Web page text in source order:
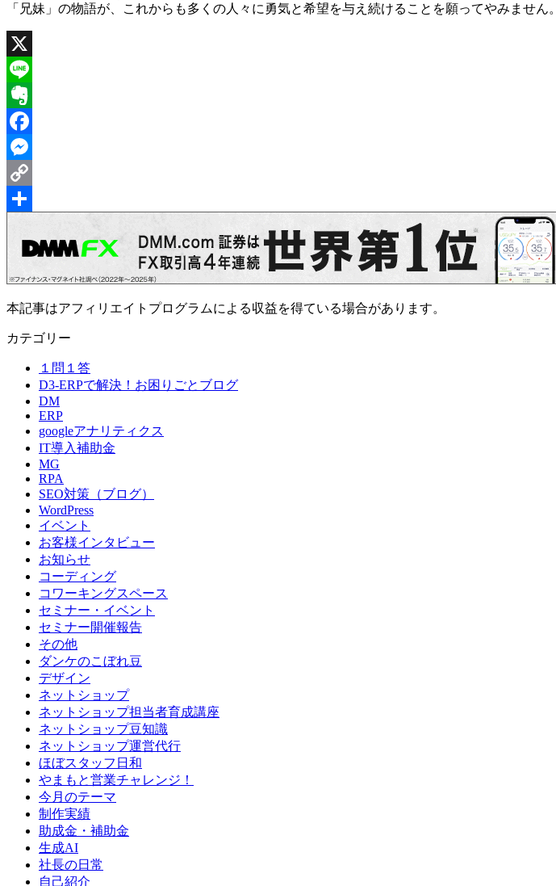
「兄妹」の物語が、これからも多くの人々に勇気と希望を与え続けることを願ってやみません。
X
Line
Evernote
Facebook
Messenger
Copy
本記事はアフィリエイトプログラムによる収益を得ている場合があります。
カテゴリー
１問１答
D3-ERPで解決！お困りごとブログ
DM
ERP
googleアナリティクス
IT導入補助金
MG
RPA
SEO対策（ブログ）
WordPress
イベント
お客様インタビュー
お知らせ
コーディング
コワーキングスペース
セミナー・イベント
セミナー開催報告
その他
ダンケのこぼれ豆
デザイン
ネットショップ
ネットショップ担当者育成講座
ネットショップ豆知識
ネットショップ運営代行
ほぼスタッフ日和
やまもと営業チャレンジ！
今月のテーマ
制作実績
助成金・補助金
生成AI
社長の日常
自己紹介